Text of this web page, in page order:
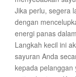
Jika perlu, segera
dengan
energi panas
Langkah kecil ini
sayuran Anda
kepada pelanggan